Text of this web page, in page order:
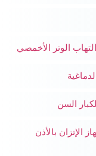
الوتر الأخمصي
السن
الإتزان بالأذن